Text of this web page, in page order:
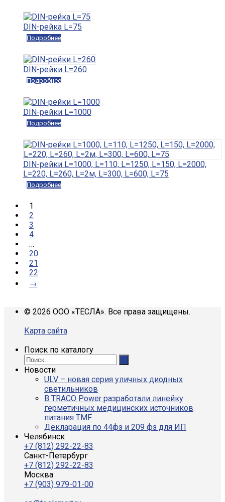
DIN-рейка L=75
Подробнее
DIN-рейки L=260
Подробнее
DIN-рейки L=1000
Подробнее
DIN-рейки L=1000, L=110, L=1250, L=150, L=2000,
L=220, L=260, L=2м, L=300, L=600, L=75
Подробнее
1
2
3
4
…
20
21
22
→
© 2026 ООО «ТЕСЛА». Все права защищены.
Карта сайта
Поиск по каталогу
Новости
ULV – новая серия уличных диодных
светильников
В TRACO Power разработали линейку
герметичных медицинских источников
питания TMF
Декларация по 44фз и 209 фз для ИП
Челябинск
+7 (812) 292-22-83
Санкт-Петербург
+7 (812) 292-22-83
Москва
+7 (903) 979-01-00